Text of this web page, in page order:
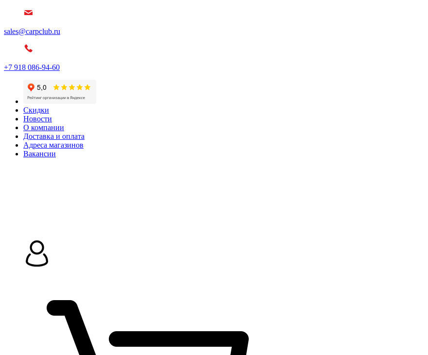
sales@carpclub.ru
+7 918 086-94-60
Скидки
Новости
О компании
Доставка и оплата
Адреса магазинов
Вакансии